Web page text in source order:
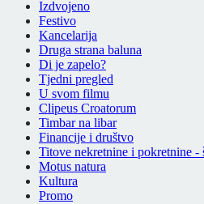
Izdvojeno
Festivo
Kancelarija
Druga strana baluna
Di je zapelo?
Tjedni pregled
U svom filmu
Clipeus Croatorum
Timbar na libar
Financije i društvo
Titove nekretnine i pokretnine -
Motus natura
Kultura
Promo